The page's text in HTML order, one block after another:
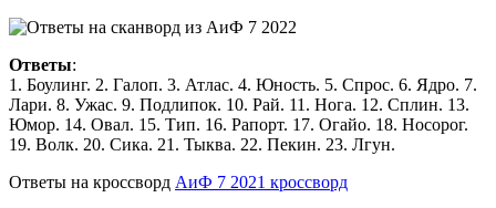
Ответы:
1. Боулинг. 2. Галоп. 3. Атлас. 4. Юность. 5. Спрос. 6. Ядро. 7.
Лари. 8. Ужас. 9. Подлипок. 10. Рай. 11. Нога. 12. Сплин. 13.
Юмор. 14. Овал. 15. Тип. 16. Рапорт. 17. Огайо. 18. Носорог.
19. Волк. 20. Сика. 21. Тыква. 22. Пекин. 23. Лгун.
Ответы на кроссворд АиФ 7 2021 кроссворд